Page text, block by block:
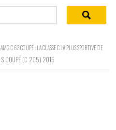
C 63 COUPÉ : LA CLASSE C LA PLUS SPORTIVE DE
COUPÉ (C 205) 2015